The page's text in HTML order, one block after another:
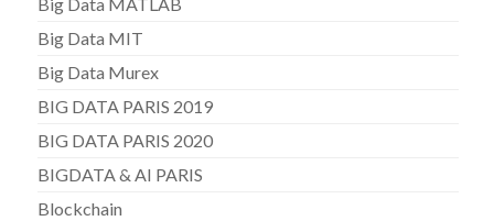
Big Data MATLAB
Big Data MIT
Big Data Murex
BIG DATA PARIS 2019
BIG DATA PARIS 2020
BIGDATA & AI PARIS
Blockchain